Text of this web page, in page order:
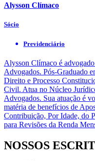
Alysson Clímaco
Sócio
Previdenciário
Alysson Clímaco é
Advogados. Pós-Graduado
Direito e Processo
Civil. Atua no Núcleo
Advogados. Sua atuação é
matéria de benefícios de
Contribuição, Por Idade, do
para Revisões da Renda
NOSSOS